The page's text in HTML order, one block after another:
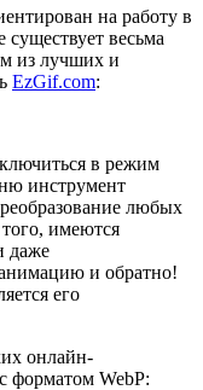
на работу в
весьма
из лучших и
EzGif.com:
в режим
инструмент
любых
имеются
даже
и обратно!
его
онлайн-
форматом WebP: